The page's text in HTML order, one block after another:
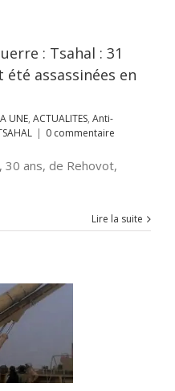
: Tsahal : 31
assassinées en
UNE, ACTUALITES, Anti-
| 0 commentaire
30 ans, de Rehovot,
Lire la suite